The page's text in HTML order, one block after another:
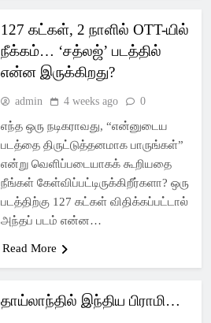
127 கட்கள், 2 நாளில் OTT-யில்
நீக்கம்… ‘சத்லஜ்’ படத்தில்
என்ன இருக்கிறது?
admin 4 weeks ago 0
எந்த ஒரு நடிகராவது, “என்னுடைய
படத்தை திருட்டுத்தனமாக பாருங்கள்”
என்று வெளிப்படையாகக் கூறியதை
நீங்கள் கேள்விப்பட்டிருக்கிறீர்களா? ஒரு
படத்திற்கு 127 கட்கள் விதிக்கப்பட்டால்
அந்தப் படம் என்ன…
Read More
தாய்லாந்தில் இந்திய பிராமி…